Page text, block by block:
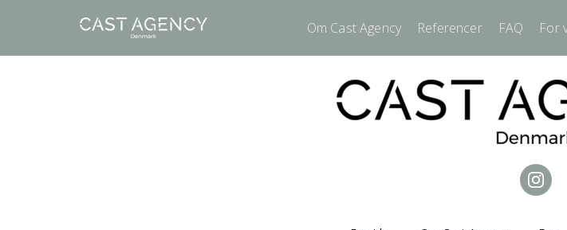
Om Cast Agency Referencer FAQ For